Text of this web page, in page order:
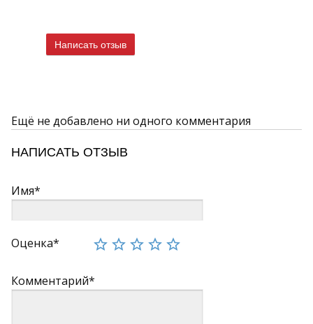
Написать отзыв
Ещё не добавлено ни одного комментария
НАПИСАТЬ ОТЗЫВ
Имя*
Оценка*
Комментарий*